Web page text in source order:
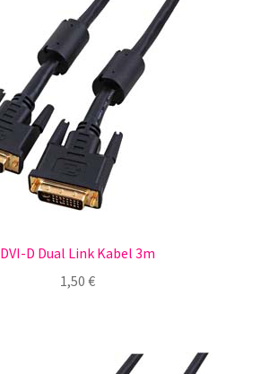
DVI-D Dual Link Kabel 3m
1,50 €